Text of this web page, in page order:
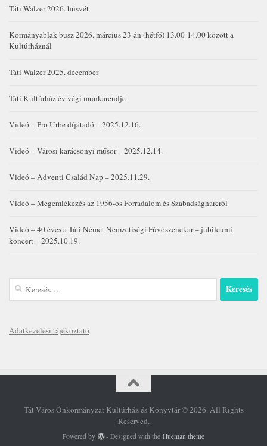
Táti Walzer 2026. húsvét
Kormányablak-busz 2026. március 23-án (hétfő) 13.00-14.00 között a
Kultúrháznál
Táti Walzer 2025. december
Táti Kultúrház év végi munkarendje
Videó – Pro Urbe díjátadó – 2025.12.16.
Videó – Városi karácsonyi műsor – 2025.12.14.
Videó – Adventi Család Nap – 2025.11.29.
Videó – Megemlékezés az 1956-os Forradalom és Szabadságharcról
Videó – 40 éves a Táti Német Nemzetiségi Fúvószenekar – jubileumi
koncert – 2025.10.19.
Keresés:
Adatkezelési tájékoztató
Tát Város Önkormányzat Kultúrház és Könyvtár © 2026. All Rights
Reserved.
Powered by - Designed with theHueman theme